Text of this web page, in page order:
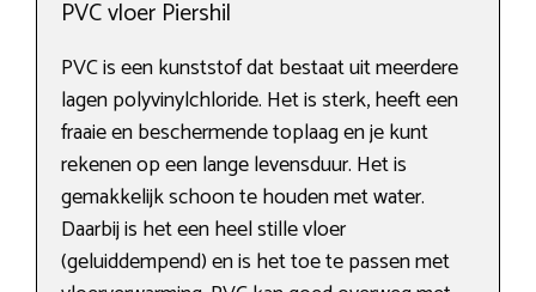
PVC vloer Piershil
PVC is een kunststof dat bestaat uit meerdere
lagen polyvinylchloride. Het is sterk, heeft een
fraaie en beschermende toplaag en je kunt
rekenen op een lange levensduur. Het is
gemakkelijk schoon te houden met water.
Daarbij is het een heel stille vloer
(geluiddempend) en is het toe te passen met